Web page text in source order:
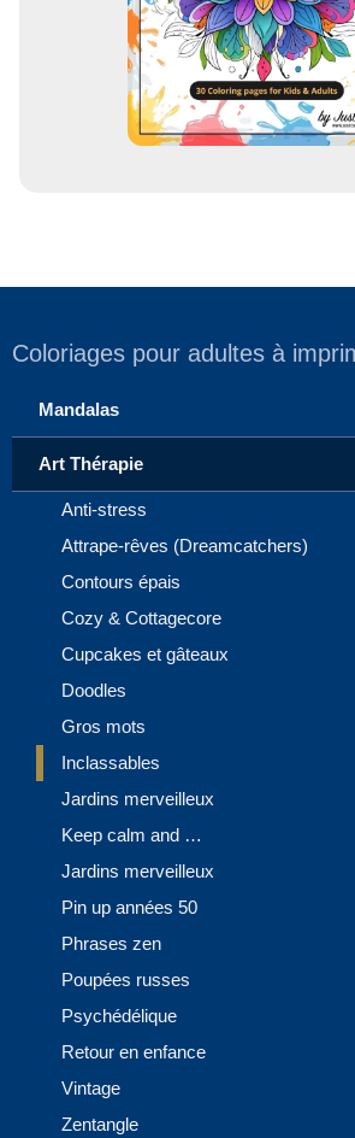
Coloriages pour adultes à
Mandalas
Art Thérapie
Anti-stress
Attrape-rêves (Dreamcatchers)
Contours épais
Cozy & Cottagecore
Cupcakes et gâteaux
Doodles
Gros mots
Inclassables
Jardins merveilleux
Keep calm and …
Jardins merveilleux
Pin up années 50
Phrases zen
Poupées russes
Psychédélique
Retour en enfance
Vintage
Zentangle